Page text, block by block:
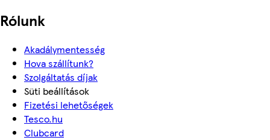
Rólunk
Akadálymentesség
Hova szállítunk?
Szolgáltatás díjak
Süti beállítások
Fizetési lehetőségek
Tesco.hu
Clubcard